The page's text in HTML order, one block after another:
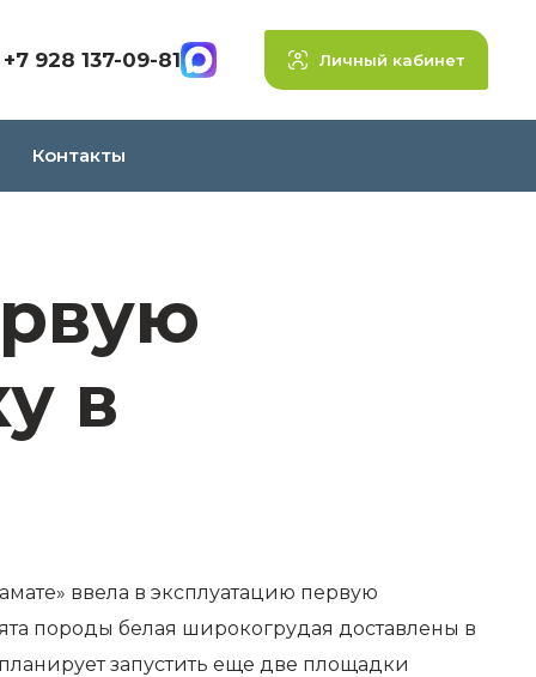
+7 928 137-09-81 Личный кабинет
Контакты
в
ввела в эксплуатацию первую
породы белая широкогрудая доставлены в
запустить еще две площадки